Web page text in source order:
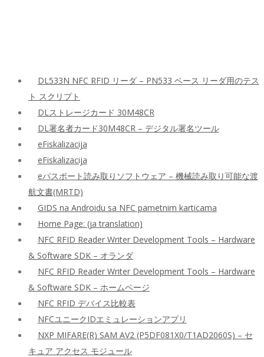
DL533N NFC RFID リーダ – PN533 ベース リーダ用のテス
ト スクリプト
DLストレージカード 30M48CR
DL署名者カード30M48CR – デジタル署名ツール
eFiskalizacija
eFiskalizacija
eパスポート読み取りソフトウェア – 機械読み取り可能な渡
航文書(MRTD)
GIDS na Androidu sa NFC pametnim karticama
Home Page: (ja translation)
NFC RFID Reader Writer Development Tools – Hardware
& Software SDK – オランダ
NFC RFID Reader Writer Development Tools – Hardware
& Software SDK – ホームページ
NFC RFID デバイス比較表
NFCユニークIDエミュレーションアプリ
NXP MIFARE(R) SAM AV2 (P5DF081X0/T1AD2060S) – セ
キュア アクセス モジュール